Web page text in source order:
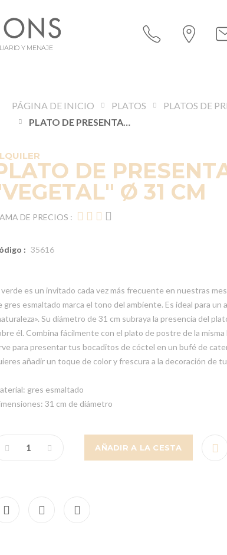
Y MENAJE
PÁGINA DE INICIO PLATOS
PLATO DE PRESENTACIÓN "VEGETAL" Ø 31 CM
DE
Ø 31 CM
DE PRECIOS :
: 35616
verde es un invitado cada vez más frecuente en nuestras
gres esmaltado marca el tono del ambiente. Es ideal para un
Su diámetro de 31 cm subraya la presencia del
él. Combina fácilmente con el plato de postre de la
para presentar tus bocaditos de cóctel en un bufé de
añadir un toque de color y frescura a la decoración de
gres esmaltado
31 cm de diámetro
AÑADIR A LA CESTA